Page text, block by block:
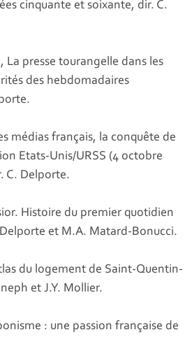
cinquante et soixante, dir. C.
La presse tourangelle dans les
des hebdomadaires
médias français, la conquête de
Etats-Unis/URSS (4 octobre
C. Delporte.
Histoire du premier quotidien
et M.A. Matard-Bonucci.
du logement de Saint-Quentin-
et J.Y. Mollier.
: une passion française de